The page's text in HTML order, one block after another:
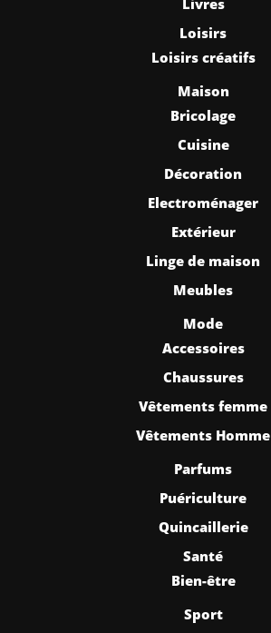
Livres
Loisirs
Loisirs créatifs
Maison
Bricolage
Cuisine
Décoration
Electroménager
Extérieur
Linge de maison
Meubles
Mode
Accessoires
Chaussures
Vêtements femme
Vêtements Homme
Parfums
Puériculture
Quincaillerie
Santé
Bien-être
Sport